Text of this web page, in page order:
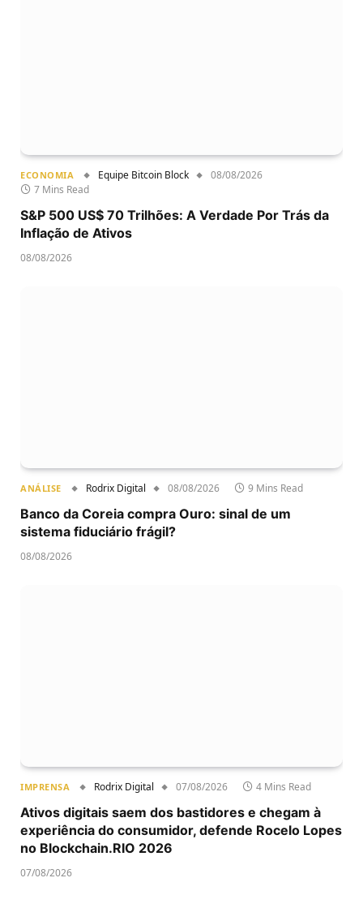
ECONOMIA Equipe Bitcoin Block
08/08/2026
7 Mins Read
S&P 500 US$ 70 Trilhões: A Verdade Por Trás da
Inflação de Ativos
08/08/2026
ANÁLISE Rodrix Digital 08/08/2026 9 Mins Read
Banco da Coreia compra Ouro: sinal de um
sistema fiduciário frágil?
08/08/2026
IMPRENSA Rodrix Digital 07/08/2026 4 Mins Read
Ativos digitais saem dos bastidores e chegam à
experiência do consumidor, defende Rocelo Lopes
no Blockchain.RIO 2026
07/08/2026